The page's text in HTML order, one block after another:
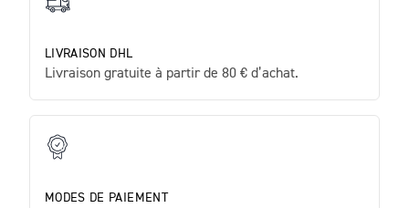
LIVRAISON DHL
Livraison gratuite à partir de 80 € d’achat.
MODES DE PAIEMENT